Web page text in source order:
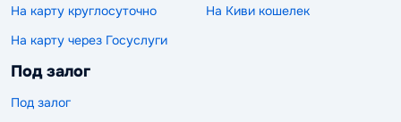
На карту круглосуточно
На Киви кошелек
На карту через Госуслуги
Под залог
Под залог